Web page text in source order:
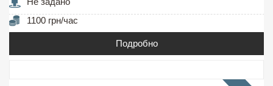
1100 грн/час
Подробно